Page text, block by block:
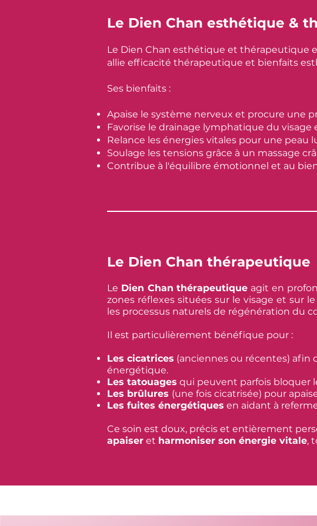
Le Dien Chan esthétique &
Le Dien Chan esthétique et thérapeutique
allie efficacité thérapeutique et bienfaits
Ses bienfaits :
Apaise le système nerveux et procure une
Favorise le drainage lymphatique du visage
Relance les énergies vitales pour une peau
Soulage les tensions grâce à un massage
Contribue à l'équilibre émotionnel et au
Le Dien Chan thérapeutique
Le Dien Chan thérapeutique agit en
zones réflexes situées sur le visage et sur
les processus naturels de régénération du
Il est particulièrement bénéfique pour :
Les cicatrices (anciennes ou récentes) afin
énergétique.
Les tatouages qui peuvent parfois bloquer
Les brûlures (une fois cicatrisée) pour
Les fuites énergétiques en aidant à
Ce soin est doux, précis et entièrement
apaiser et harmoniser son énergie vitale,